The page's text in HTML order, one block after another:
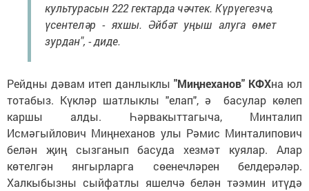
культурасын 222 гектарда чәчтек. Күрүегезчә,
үсентеләр - яхшы. Әйбәт уңыш алуга өмет
зурдан", - диде.
Рейдны дәвам итеп данлыклы "Миңнеханов" КФХна юл
тотабыз. Күкләр шатлыклы "елап", ә басулар көлеп
каршы алды. Һәрвакыттагыча, Минталип
Исмәгыйлович Миңнеханов улы Рәмис Минталипович
белән җиң сызганып басуда хезмәт куялар. Алар
көтелгән янгырларга сөенечләрен белдерәләр.
Халкыбызны сыйфатлы яшелчә белән тәэмин итүдә